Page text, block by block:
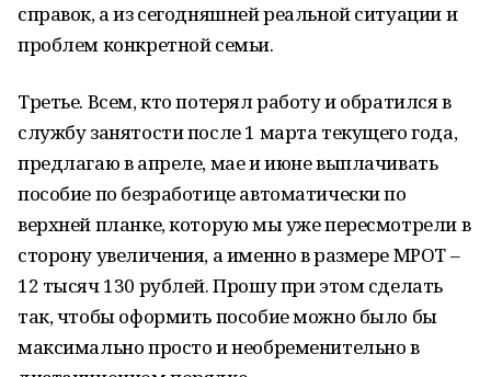
справок, а из сегодняшней реальной ситуации и
проблем конкретной семьи.
Третье. Всем, кто потерял работу и обратился в
службу занятости после 1 марта текущего года,
предлагаю в апреле, мае и июне выплачивать
пособие по безработице автоматически по
верхней планке, которую мы уже пересмотрели в
сторону увеличения, а именно в размере МРОТ –
12 тысяч 130 рублей. Прошу при этом сделать
так, чтобы оформить пособие можно было бы
максимально просто и необременительно в